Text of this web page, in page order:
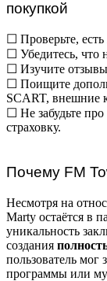
покупкой
☐ Проверьте,
☐ Убедитесь, что
☐ Изучите отзывы
☐ Поищите
SCART, внешние
☐ Не забудьте
страховку.
Почему FM
Несмотря на
Marty остаётся в
уникальность
создания
пользователь мог
программы или